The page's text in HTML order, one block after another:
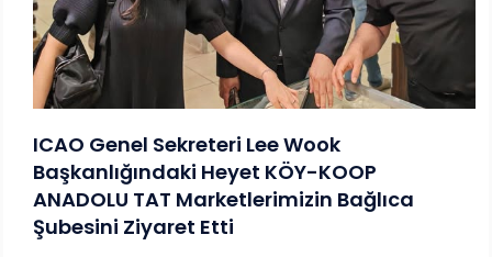
ICAO Genel Sekreteri Lee Wook
Başkanlığındaki Heyet KÖY-KOOP
ANADOLU TAT Marketlerimizin Bağlıca
Şubesini Ziyaret Etti